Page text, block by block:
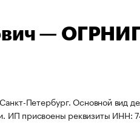
—
Петербург. Основной вид
ИП присвоены реквизиты